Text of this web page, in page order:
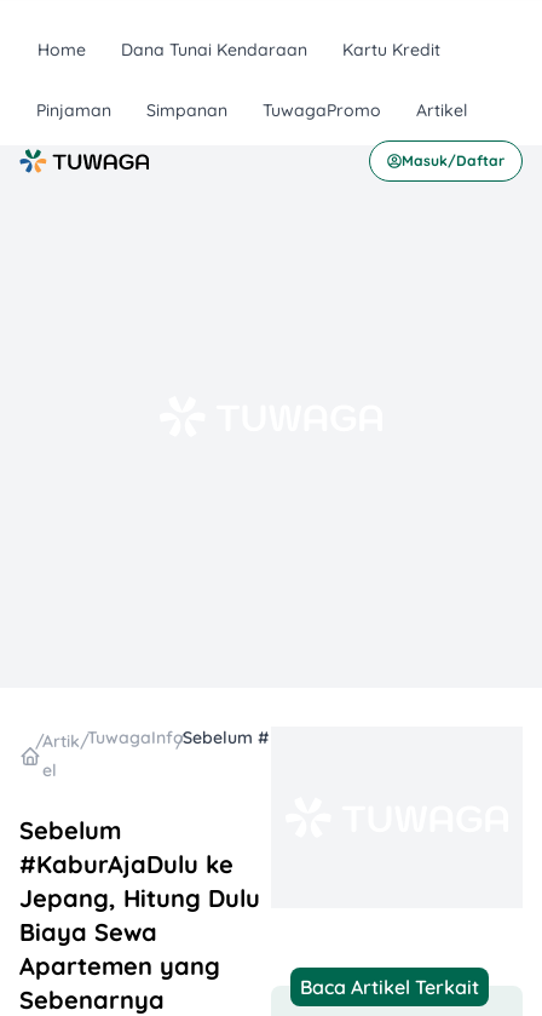
Home Dana Tunai Kendaraan Kartu Kredit
Pinjaman Simpanan TuwagaPromo Artikel
Masuk/Daftar
/Artik
el
/TuwagaInfo
/
Sebelum
#KaburAjaDulu ke
Jepang, Hitung Dulu
Biaya Sewa
Apartemen yang
Sebenarnya
Baca Artikel Terkait